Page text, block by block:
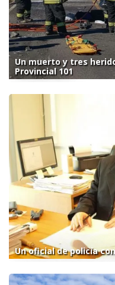
Un muerto y tres
Provincial 101
Un oficial de policía